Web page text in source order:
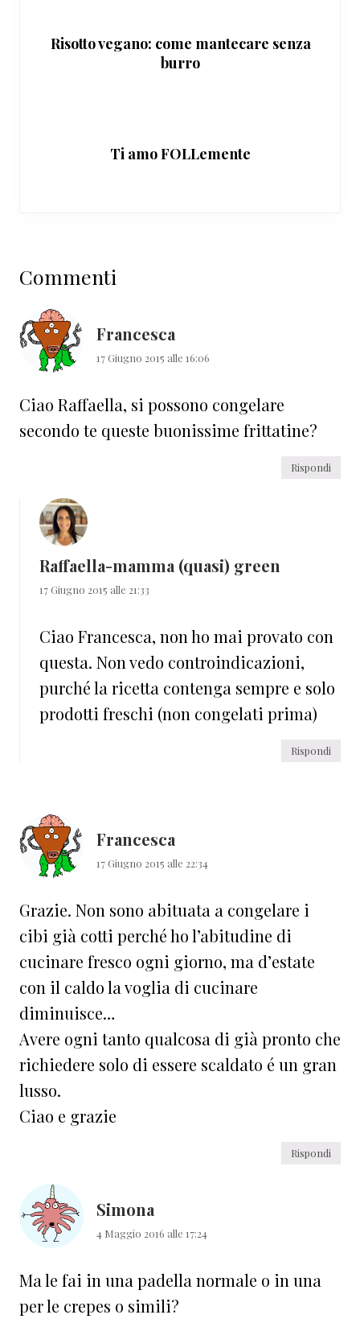
Risotto vegano: come mantecare senza
burro
Ti amo FOLLemente
del
lettore
Commenti
Francesca
17 Giugno 2015 alle 16:06
Ciao Raffaella, si possono congelare
secondo te queste buonissime frittatine?
Rispondi
Raffaella-mamma (quasi) green
17 Giugno 2015 alle 21:33
Ciao Francesca, non ho mai provato con
questa. Non vedo controindicazioni,
purché la ricetta contenga sempre e solo
prodotti freschi (non congelati prima)
Rispondi
Francesca
17 Giugno 2015 alle 22:34
Grazie. Non sono abituata a congelare i
cibi già cotti perché ho l’abitudine di
cucinare fresco ogni giorno, ma d’estate
con il caldo la voglia di cucinare
diminuisce…
Avere ogni tanto qualcosa di già pronto che
richiedere solo di essere scaldato é un gran
lusso.
Ciao e grazie
Rispondi
Simona
4 Maggio 2016 alle 17:24
Ma le fai in una padella normale o in una
per le crepes o simili?